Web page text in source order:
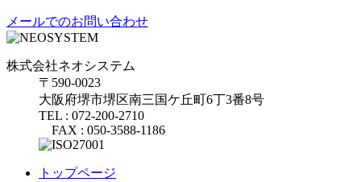
メールでのお問い合わせ
株式会社ネオシステム
〒590-0023
大阪府堺市堺区南三国ケ丘町6丁3番8号
TEL : 072-200-2710
FAX : 050-3588-1186
トップページ